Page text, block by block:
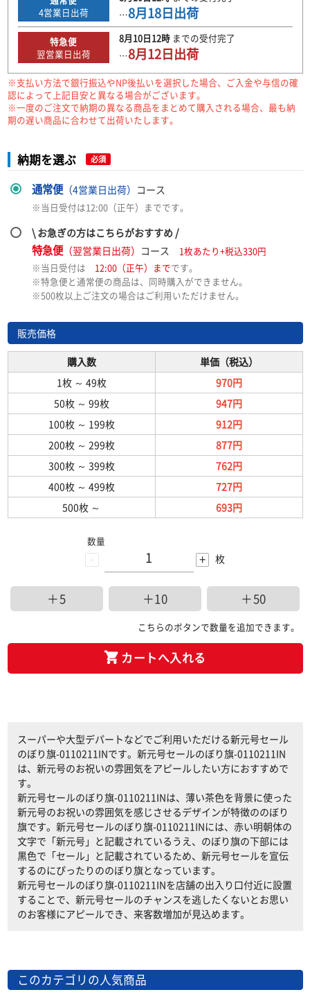
4営業日出荷
…8月18日出荷
特急便
翌営業日出荷
8月10日12時までの受付完了
…8月12日出荷
※支払い方法で銀行振込やNP後払いを選択した場合、ご入金や与信の確
認によって上記目安と異なる場合がございます。
※一度のご注文で納期の異なる商品をまとめて購入される場合、最も納
期の遅い商品に合わせて出荷いたします。
納期を選ぶ 必須
通常便（4営業日出荷） コース
※当日受付は12:00（正午）までです。
\ お急ぎの方はこちらがおすすめ /
特急便（翌営業日出荷） コース
1枚あたり+税込330円
※当日受付は 12:00（正午）までです。
※特急便と通常便の商品は、同時購入ができません。
※500枚以上ご注文の場合はご利用いただけません。
販売価格
購入数
単価（税込）
1枚 ～ 49枚
970円
50枚 ～ 99枚
947円
100枚 ～ 199枚
912円
200枚 ～ 299枚
877円
300枚 ～ 399枚
762円
400枚 ～ 499枚
727円
500枚 ～ 693円
-
数量
+ 枚
＋5 ＋10 ＋50
こちらのボタンで数量を追加できます。
カートへ入れる
スーパーや大型デパートなどでご利用いただける新元号セール
のぼり旗-0110211INです。新元号セールのぼり旗-0110211IN
は、新元号のお祝いの雰囲気をアピールしたい方におすすめで
す。
新元号セールのぼり旗-0110211INは、薄い茶色を背景に使った
新元号のお祝いの雰囲気を感じさせるデザインが特徴ののぼり
旗です。新元号セールのぼり旗-0110211INには、赤い明朝体の
文字で「新元号」と記載されているうえ、のぼり旗の下部には
黒色で「セール」と記載されているため、新元号セールを宣伝
するのにぴったりののぼり旗となっています。
新元号セールのぼり旗-0110211INを店舗の出入り口付近に設置
することで、新元号セールのチャンスを逃したくないとお思い
のお客様にアピールでき、来客数増加が見込めます。
このカテゴリの人気商品